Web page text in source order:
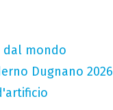
dal mondo
Dugnano 2026